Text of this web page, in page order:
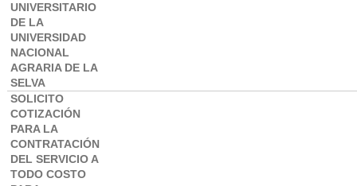
UNIVERSITARIO
DE LA
UNIVERSIDAD
NACIONAL
AGRARIA DE LA
SELVA
SOLICITO
COTIZACIÓN
PARA LA
CONTRATACIÓN
DEL SERVICIO A
TODO COSTO